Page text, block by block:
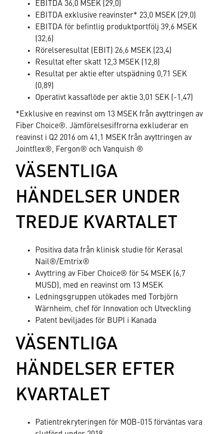
EBITDA 36,0 MSEK (29,0)
EBITDA exklusive reavinster* 23,0 MSEK (29,0)
EBITDA för befintlig produktportfölj 39,6 MSEK
(32,6)
Rörelseresultat (EBIT) 26,6 MSEK (23,4)
Resultat efter skatt 12,3 MSEK (12,8)
Resultat per aktie efter utspädning 0,71 SEK
(0,89)
Operativt kassaflöde per aktie 3,01 SEK (-1,47)
*Exklusive en reavinst om 13 MSEK från avyttringen av
Fiber Choice®. Jämförelsesiffrorna exkluderar en
reavinst i Q2 2016 om 41,1 MSEK från avyttringen av
Jointflex®, Fergon® och Vanquish ®
VÄSENTLIGA
HÄNDELSER UNDER
TREDJE KVARTALET
Positiva data från klinisk studie för Kerasal
Nail®/Emtrix®
Avyttring av Fiber Choice® för 54 MSEK (6,7
MUSD), med en reavinst om 13 MSEK
Ledningsgruppen utökades med Torbjörn
Wärnheim, chef för Innovation och Utveckling
Patent beviljades för BUPI i Kanada
VÄSENTLIGA
HÄNDELSER EFTER
KVARTALET
Patientrekryteringen för MOB-015 förväntas vara